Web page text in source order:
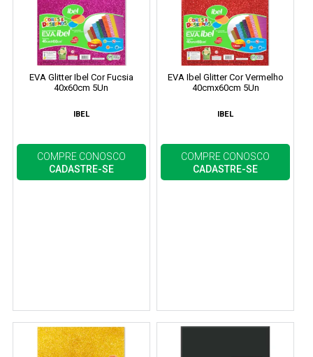
EVA Glitter Ibel Cor Fucsia
40x60cm 5Un
IBEL
COMPRE CONOSCO
CADASTRE-SE
EVA Ibel Glitter Cor Vermelho
40cmx60cm 5Un
IBEL
COMPRE CONOSCO
CADASTRE-SE